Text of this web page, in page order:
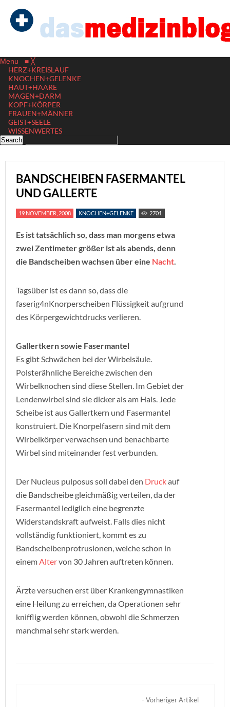
Menu ≡ ╳
HERZ+KREISLAUF
KNOCHEN+GELENKE
HAUT+HAARE
MAGEN+DARM
KOPF+KÖRPER
FRAUEN+MÄNNER
GEIST+SEELE
WISSENWERTES
BANDSCHEIBEN FASERMANTEL
UND GALLERTE
19 NOVEMBER, 2008 KNOCHEN+GELENKE 2701
Es ist tatsächlich so, dass man morgens etwa
zwei Zentimeter größer ist als abends, denn
die Bandscheiben wachsen über eine Nacht.
Tagsüber ist es dann so, dass die
faserig4nKnorperscheiben Flüssigkeit aufgrund
des Körpergewichtdrucks verlieren.
Gallertkern sowie Fasermantel
Es gibt Schwächen bei der Wirbelsäule.
Polsterähnliche Bereiche zwischen den
Wirbelknochen sind diese Stellen. Im Gebiet der
Lendenwirbel sind sie dicker als am Hals. Jede
Scheibe ist aus Gallertkern und Fasermantel
konstruiert. Die Knorpelfasern sind mit dem
Wirbelkörper verwachsen und benachbarte
Wirbel sind miteinander fest verbunden.
Der Nucleus pulposus soll dabei den Druckauf
die Bandscheibe gleichmäßig verteilen, da der
Fasermantel lediglich eine begrenzte
Widerstandskraft aufweist. Falls dies nicht
vollständig funktioniert, kommt es zu
Bandscheibenprotrusionen, welche schon in
einemAltervon 30 Jahren auftreten können.
Ärzte versuchen erst über Krankengymnastiken
eine Heilung zu erreichen, da Operationen sehr
knifflig werden können, obwohl die Schmerzen
manchmal sehr stark werden.
- Vorheriger Artikel